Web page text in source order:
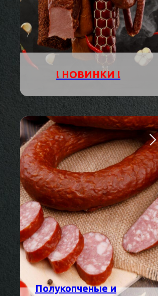
! НОВИНКИ !
Полукопченые и